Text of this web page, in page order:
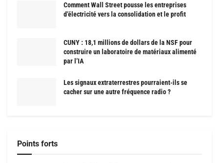
Comment Wall Street pousse les entreprises
d’électricité vers la consolidation et le profit
CUNY : 18,1 millions de dollars de la NSF pour
construire un laboratoire de matériaux alimenté
par l’IA
Les signaux extraterrestres pourraient-ils se
cacher sur une autre fréquence radio ?
Points forts